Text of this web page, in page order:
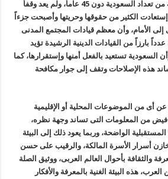
السعودي، لأن 60 فى المائة من تعداد السعودية دون 45 عاماً، ولم يعد وقفاً
الكثير من حقوقها وحريتها وأصبحت جزءاً
الأمام، وأن معظم قيادات المجتمع المدنى
بارزاً من القيادات الدينية الرشيدة تؤيد
السعودية تستعيد بالفعل أمنها وإستقرارها، كما
هذه الإصلاحات وتقف إلى جوار مكافحة
أى من الموضوعات المحلية أو الإقليمية
فيض من المعلومات التى تساند وجهة نظره،
الواضحة، وربما يعود ذلك إلى البيئة
أسرار الأسرة المالكة، والرقيب على حسن
والثقافة بأحوال العالم العربى، ووثيق الصلة
هذه البيئة الغنية بالمعرفة والأفكار